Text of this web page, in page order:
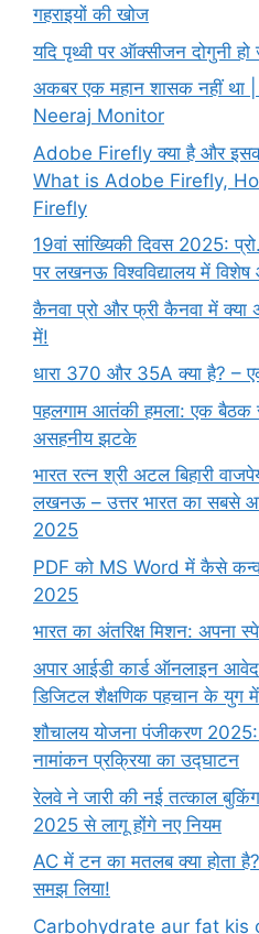
गहराइयों की खोज
यदि पृथ्वी पर ऑक्सीजन दोगुनी हो
अकबर एक महान शासक नहीं था
Neeraj Monitor
Adobe Firefly क्या है और
What is Adobe Firefly,
Firefly
19वां सांख्यिकी दिवस 2025:
पर लखनऊ विश्वविद्यालय में
कैनवा प्रो और फ्री कैनवा में क्या
में!
धारा 370 और 35A क्या है? –
पहलगाम आतंकी हमला: एक बैठक
असहनीय झटके
भारत रत्न श्री अटल बिहारी
लखनऊ – उत्तर भारत का सबसे
2025
PDF को MS Word में कैसे
2025
भारत का अंतरिक्ष मिशन: अपना
अपार आईडी कार्ड ऑनलाइन
डिजिटल शैक्षणिक पहचान के युग
शौचालय योजना पंजीकरण
नामांकन प्रक्रिया का उद्घाटन
रेलवे ने जारी की नई तत्काल
2025 से लागू होंगे नए नियम
AC में टन का मतलब क्या होता
समझ लिया!
Carbohydrate aur fat kis